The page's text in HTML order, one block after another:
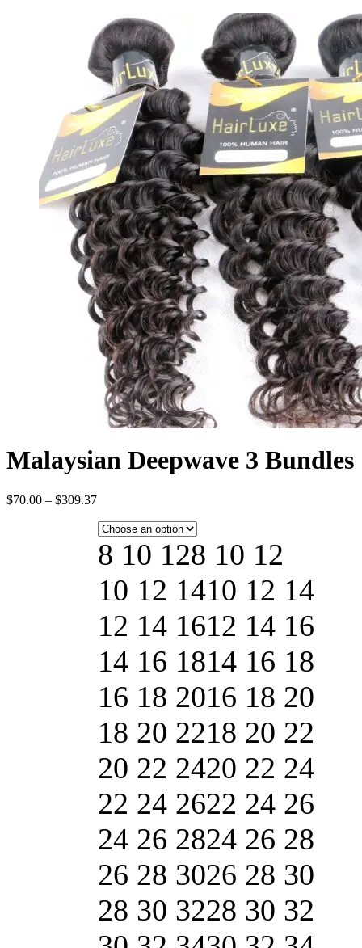
Malaysian Deepwave 3 Bundles
$70.00 – $309.37
8 10 128 10 12
10 12 1410 12 14
12 14 1612 14 16
14 16 1814 16 18
16 18 2016 18 20
18 20 2218 20 22
20 22 2420 22 24
22 24 2622 24 26
24 26 2824 26 28
26 28 3026 28 30
28 30 3228 30 32